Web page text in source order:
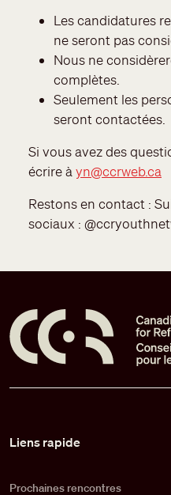
Les candidatures
ne seront pas
Nous ne
complètes.
Seulement les
seront contactées.
Si vous avez des
écrire àyn@ccrweb.ca
Restons en contact :
sociaux :
Liens rapide
Prochaines rencontres